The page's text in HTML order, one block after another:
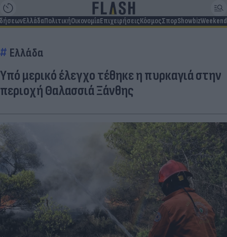
ΕλλάδαΠολιτικήΟικονομίαΕπιχειρήσειςΚόσμοςΣπορShowbizWeekend
Ελλάδα
Υπό μερικό έλεγχο τέθηκε η πυρκαγιά στην
περιοχή Θαλασσιά Ξάνθης